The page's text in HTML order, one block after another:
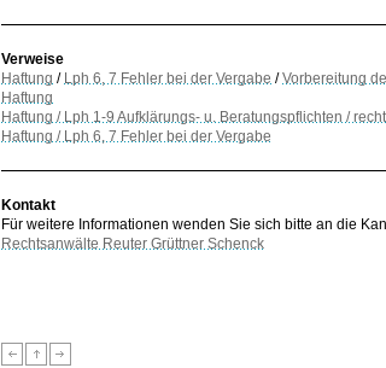
Verweise
Haftung / Lph 6, 7 Fehler bei der Vergabe /Vorbereitung
Haftung
Haftung / Lph 1-9 Aufklärungs- u. Beratungspflichten /
Haftung / Lph 6, 7 Fehler bei der Vergabe
Kontakt
Für weitere Informationen wenden Sie sich bitte an die
Rechtsanwälte Reuter Grüttner Schenck